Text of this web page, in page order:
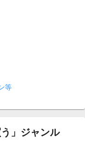
等
」ジャンル